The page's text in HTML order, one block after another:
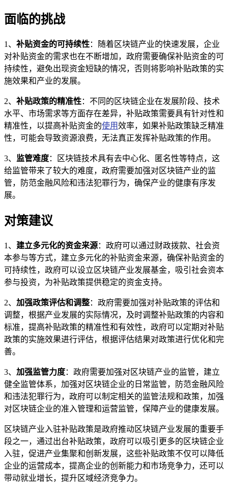
面临的挑战
1、 补贴资金的可持续性：随着区块链产业的快速发展，企业
对补贴资金的需求也在不断增加，政府需要确保补贴资金的可
持续性，避免出现资金短缺的情况，否则将影响补贴政策的实
施效果和产业的发展。
2、 补贴政策的精准性：不同的区块链企业在发展阶段、技术
水平、市场需求等方面存在差异，补贴政策需要具有针对性和
精准性，以提高补贴资金的使用效率，如果补贴政策缺乏精准
性，可能会导致资源浪费，无法真正发挥补贴政策的作用。
3、 监管难度：区块链技术具有去中心化、匿名性等特点，这
给监管带来了较大的难度，政府需要加强对区块链产业的监
管，防范金融风险和违法犯罪行为，确保产业的健康有序发
展。
对策建议
1、 建立多元化的资金来源：政府可以通过财政拨款、社会资
本参与等方式，建立多元化的补贴资金来源，确保补贴资金的
可持续性，政府可以设立区块链产业发展基金，吸引社会资本
参与投资，为补贴政策提供稳定的资金支持。
2、 加强政策评估和调整：政府需要加强对补贴政策的评估和
调整，根据产业发展的实际情况，及时调整补贴政策的内容和
标准，提高补贴政策的精准性和有效性，政府可以定期对补贴
政策的实施效果进行评估，根据评估结果对政策进行优化和完
善。
3、 加强监管力度：政府需要加强对区块链产业的监管，建立
健全监管体系，加强对区块链企业的日常监管，防范金融风险
和违法犯罪行为，政府可以制定相关的监管法规和政策，加强
对区块链企业的准入管理和运营监管，保障产业的健康发展。
区块链产业入驻补贴政策是政府推动区块链产业发展的重要手
段之一，通过出台补贴政策，政府可以吸引更多的区块链企业
入驻，促进产业集聚和创新发展，这些补贴政策不仅可以降低
企业的运营成本，提高企业的创新能力和市场竞争力，还可以
带动就业增长，提升区域经济竞争力。